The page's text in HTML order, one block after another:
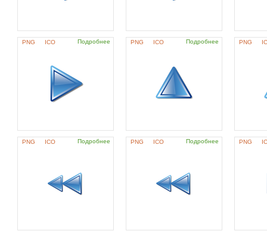
PNG ICO Подробнее PNG ICO Подробнее PNG
PNG ICO Подробнее PNG ICO Подробнее PNG